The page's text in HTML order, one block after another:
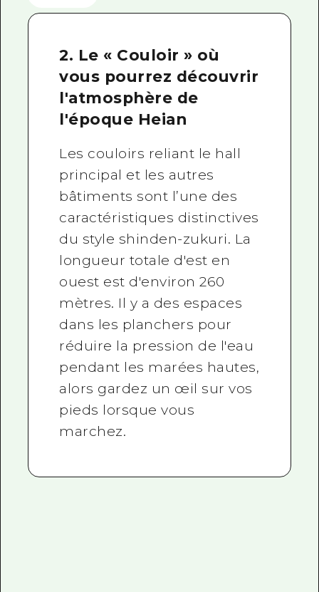
2. Le « Couloir » où
vous pourrez découvrir
l'atmosphère de
l'époque Heian
Les couloirs reliant le hall
principal et les autres
bâtiments sont l’une des
caractéristiques distinctives
du style shinden-zukuri. La
longueur totale d'est en
ouest est d'environ 260
mètres. Il y a des espaces
dans les planchers pour
réduire la pression de l'eau
pendant les marées hautes,
alors gardez un œil sur vos
pieds lorsque vous
marchez.